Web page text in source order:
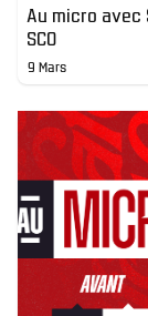
Au micro avec
SCO
9 Mars